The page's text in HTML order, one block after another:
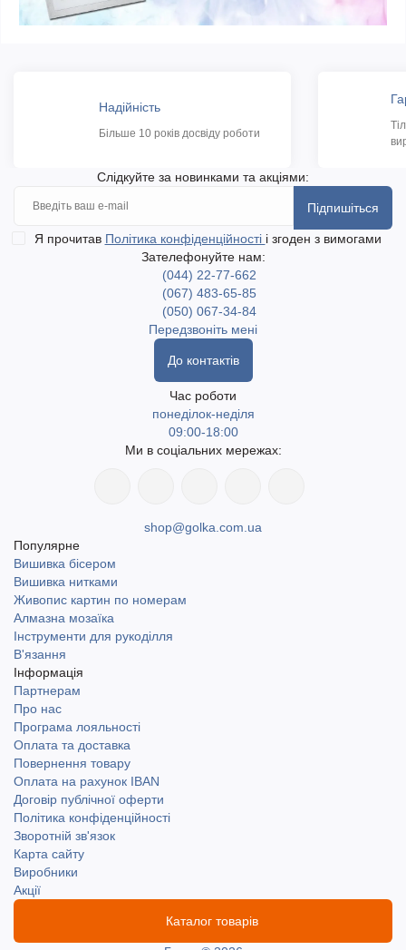
Надійність
Більше 10 років досвіду роботи
Слідкуйте за новинками та акціями:
Підпишіться
Я прочитав Політика конфіденційності і згоден з вимогами
Зателефонуйте нам:
(044) 22-77-662
(067) 483-65-85
(050) 067-34-84
Передзвоніть мені
До контактів
Час роботи
понеділок-неділя
09:00-18:00
Ми в соціальних мережах:
shop@golka.com.ua
Популярне
Вишивка бісером
Вишивка нитками
Живопис картин по номерам
Алмазна мозаїка
Інструменти для рукоділля
В'язання
Інформація
Партнерам
Про нас
Програма лояльності
Оплата та доставка
Повернення товару
Оплата на рахунок IBAN
Договір публічної оферти
Політика конфіденційності
Зворотній зв'язок
Карта сайту
Виробники
Акції
Каталог товарів